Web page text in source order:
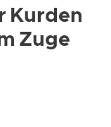
Kurden
Zuge